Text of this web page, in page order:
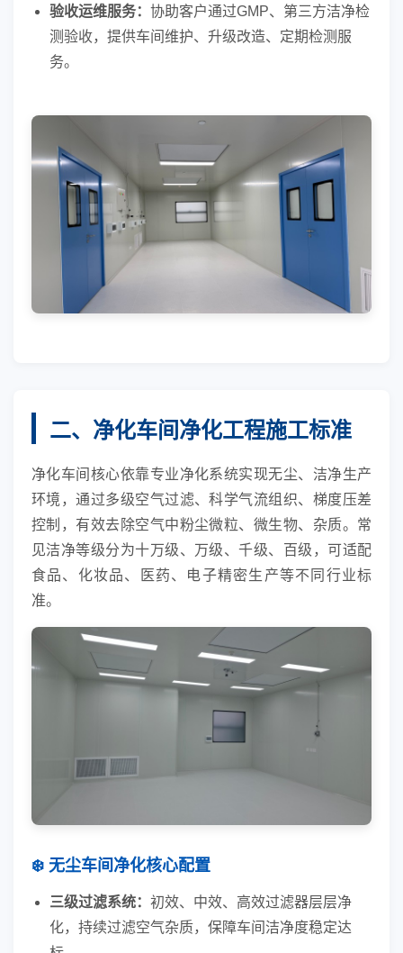
验收运维服务： 协助客户通过GMP、第三方洁净检
测验收，提供车间维护、升级改造、定期检测服
务。
二、净化车间净化工程施工标准
净化车间核心依靠专业净化系统实现无尘、洁净生产
环境，通过多级空气过滤、科学气流组织、梯度压差
控制，有效去除空气中粉尘微粒、微生物、杂质。常
见洁净等级分为十万级、万级、千级、百级，可适配
食品、化妆品、医药、电子精密生产等不同行业标
准。
❄️ 无尘车间净化核心配置
三级过滤系统： 初效、中效、高效过滤器层层净
化，持续过滤空气杂质，保障车间洁净度稳定达